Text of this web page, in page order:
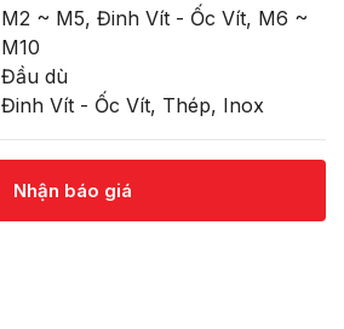
M2 ~ M5, Đinh Vít - Ốc Vít, M6 ~
M10
Đầu dù
Đinh Vít - Ốc Vít, Thép, Inox
Nhận báo giá